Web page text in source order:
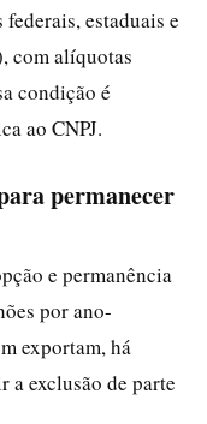
estaduais e
com alíquotas
condição é
ao CNPJ.
permanecer
e permanência
por ano-
exportam, há
a exclusão de parte